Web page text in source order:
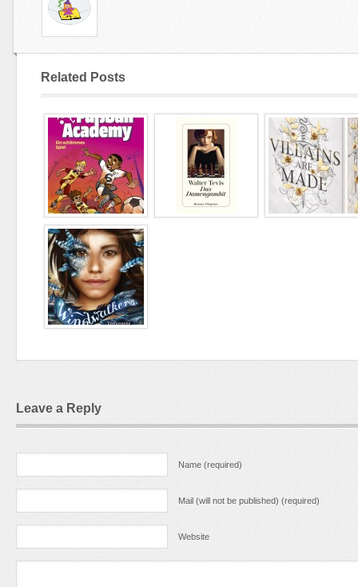
Related Posts
Leave a Reply
Name (required)
Mail (will not be published) (required)
Website